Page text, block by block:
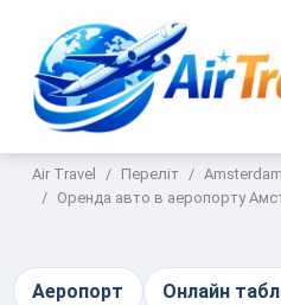
Air Travel Переліт
Оренда авто в аеропорту
Аеропорт Онлайн